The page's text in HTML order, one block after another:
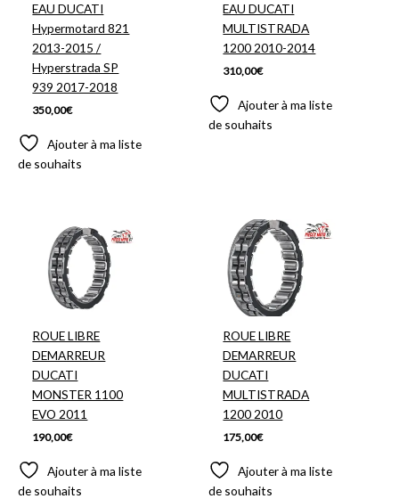
EAU DUCATI
Hypermotard 821
2013-2015 /
Hyperstrada SP
939 2017-2018
350,00€
Ajouter à ma liste
de souhaits
EAU DUCATI
MULTISTRADA
1200 2010-2014
310,00€
Ajouter à ma liste
de souhaits
ROUE LIBRE
DEMARREUR
DUCATI
MONSTER 1100
EVO 2011
190,00€
Ajouter à ma liste
de souhaits
ROUE LIBRE
DEMARREUR
DUCATI
MULTISTRADA
1200 2010
175,00€
Ajouter à ma liste
de souhaits